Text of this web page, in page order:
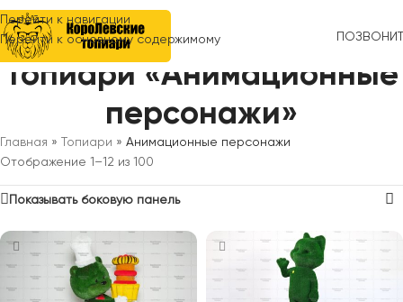
Перейти к навигации
Перейти к основному содержимому
Топиари «Анимационные
персонажи»
Главная » Топиари » Анимационные персонажи
Отображение 1–12 из 100
Показывать боковую панель